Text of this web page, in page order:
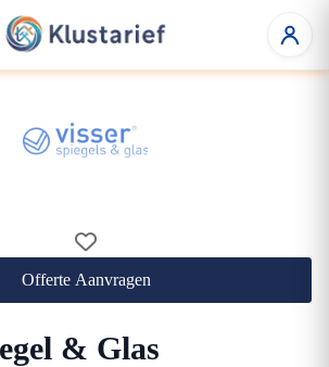
Offerte Aanvragen
& Glas